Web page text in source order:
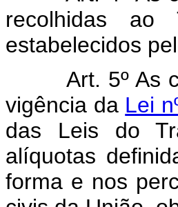
recolhidas ao
estabelecidos
Art. 5º As
vigência da Lei
das Leis do
alíquotas
forma e nos